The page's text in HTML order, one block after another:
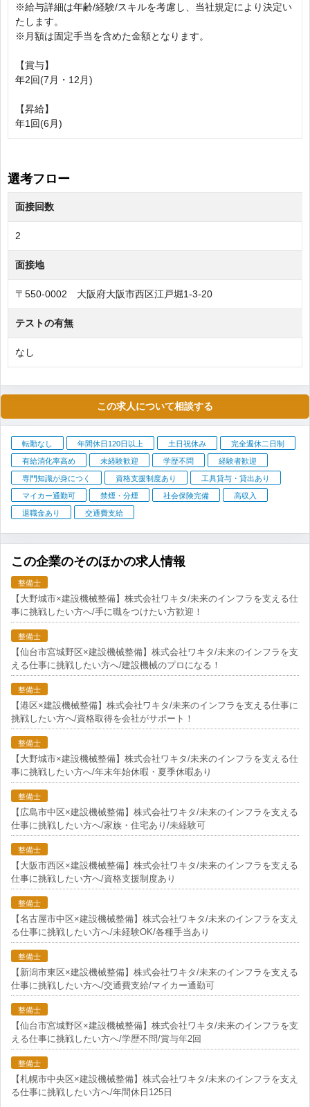
※給与詳細は年齢/経験/スキルを考慮し、当社規定により決定い
たします。
※月額は固定手当を含めた金額となります。
【賞与】
年2回(7月・12月)
【昇給】
年1回(6月)
選考フロー
面接回数
2
面接地
〒550-0002 大阪府大阪市西区江戸堀1-3-20
テストの有無
なし
この求人について相談する
転勤なし 年間休日120日以上 土日祝休み 完全週休二日制
有給消化率高め 未経験歓迎 学歴不問 経験者歓迎
専門知識が身につく 資格支援制度あり 工具貸与・貸出あり
マイカー通勤可 禁煙・分煙 社会保険完備 高収入
退職金あり 交通費支給
この企業のそのほかの求人情報
【大野城市×建設機械整備】株式会社ワキタ/未来のインフラを支える仕
事に挑戦したい方へ/手に職をつけたい方歓迎！
整備士
【仙台市宮城野区×建設機械整備】株式会社ワキタ/未来のインフラを支
える仕事に挑戦したい方へ/建設機械のプロになる！
整備士
【港区×建設機械整備】株式会社ワキタ/未来のインフラを支える仕事に
挑戦したい方へ/資格取得を会社がサポート！
整備士
【大野城市×建設機械整備】株式会社ワキタ/未来のインフラを支える仕
事に挑戦したい方へ/年末年始休暇・夏季休暇あり
整備士
【広島市中区×建設機械整備】株式会社ワキタ/未来のインフラを支える
仕事に挑戦したい方へ/家族・住宅あり/未経験可
整備士
【大阪市西区×建設機械整備】株式会社ワキタ/未来のインフラを支える
仕事に挑戦したい方へ/資格支援制度あり
整備士
【名古屋市中区×建設機械整備】株式会社ワキタ/未来のインフラを支え
る仕事に挑戦したい方へ/未経験OK/各種手当あり
整備士
【新潟市東区×建設機械整備】株式会社ワキタ/未来のインフラを支える
仕事に挑戦したい方へ/交通費支給/マイカー通勤可
整備士
【仙台市宮城野区×建設機械整備】株式会社ワキタ/未来のインフラを支
える仕事に挑戦したい方へ/学歴不問/賞与年2回
整備士
【札幌市中央区×建設機械整備】株式会社ワキタ/未来のインフラを支え
る仕事に挑戦したい方へ/年間休日125日
整備士